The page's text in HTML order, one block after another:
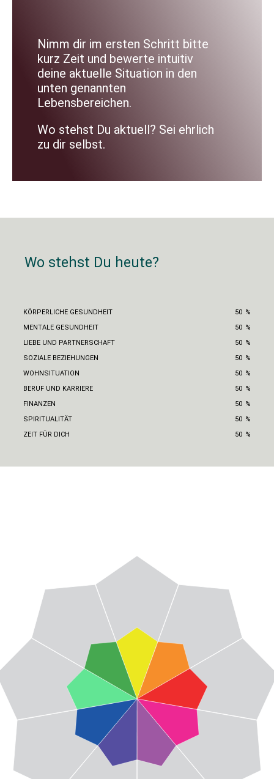
Nimm dir im ersten Schritt bitte
kurz Zeit und bewerte intuitiv
deine aktuelle Situation in den
unten genannten
Lebensbereichen.
Wo stehst Du aktuell? Sei ehrlich
zu dir selbst.
Wo stehst Du heute?
KÖRPERLICHE GESUNDHEIT 50 %
MENTALE GESUNDHEIT
50 %
LIEBE UND PARTNERSCHAFT
50 %
SOZIALE BEZIEHUNGEN
50 %
WOHNSITUATION
50 %
BERUF UND KARRIERE
50 %
FINANZEN
50 %
SPIRITUALITÄT
50 %
ZEIT FÜR DICH
50 %